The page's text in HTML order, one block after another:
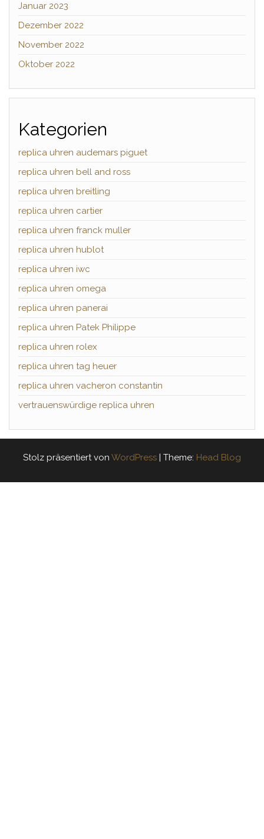
Januar 2023
Dezember 2022
November 2022
Oktober 2022
Kategorien
replica uhren audemars piguet
replica uhren bell and ross
replica uhren breitling
replica uhren cartier
replica uhren franck muller
replica uhren hublot
replica uhren iwc
replica uhren omega
replica uhren panerai
replica uhren Patek Philippe
replica uhren rolex
replica uhren tag heuer
replica uhren vacheron constantin
vertrauenswürdige replica uhren
Stolz präsentiert von WordPress | Theme: Head Blog